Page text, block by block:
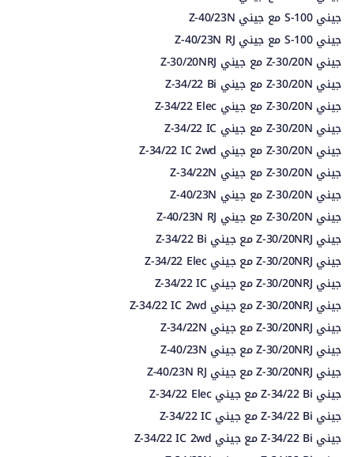
جيني S-100 مع جيني Z-40/23N
جيني S-100 مع جيني Z-40/23N RJ
جيني Z-30/20N مع جيني Z-30/20NRJ
جيني Z-30/20N مع جيني Z-34/22 Bi
جيني Z-30/20N مع جيني Z-34/22 Elec
جيني Z-30/20N مع جيني Z-34/22 IC
جيني Z-30/20N مع جيني Z-34/22 IC 2wd
جيني Z-30/20N مع جيني Z-34/22N
جيني Z-30/20N مع جيني Z-40/23N
جيني Z-30/20N مع جيني Z-40/23N RJ
جيني Z-30/20NRJ مع جيني Z-34/22 Bi
جيني Z-30/20NRJ مع جيني Z-34/22 Elec
جيني Z-30/20NRJ مع جيني Z-34/22 IC
جيني Z-30/20NRJ مع جيني Z-34/22 IC 2wd
جيني Z-30/20NRJ مع جيني Z-34/22N
جيني Z-30/20NRJ مع جيني Z-40/23N
جيني Z-30/20NRJ مع جيني Z-40/23N RJ
جيني Z-34/22 Bi مع جيني Z-34/22 Elec
جيني Z-34/22 Bi مع جيني Z-34/22 IC
جيني Z-34/22 Bi مع جيني Z-34/22 IC 2wd